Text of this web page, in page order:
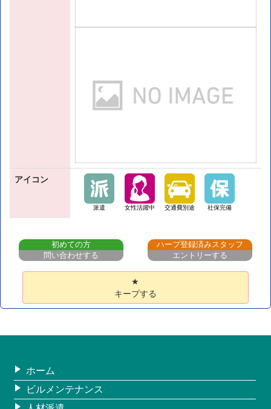
アイコン
派遣 女性活躍中 交通費別途 社保完備
初めての方
問い合わせする
ハープ登録済みスタッフ
エントリーする
★
キープする
ホーム
ビルメンテナンス